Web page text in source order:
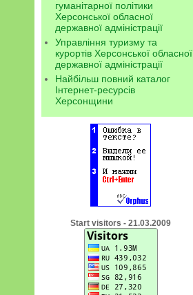
гуманітарної політики
Херсонської обласної
державної адміністрації
Управління туризму та
курортів Херсонської обласної
державної адміністрації
Найбільш повний каталог
Інтернет-ресурсів
Херсонщини
Start visitors - 21.03.2009